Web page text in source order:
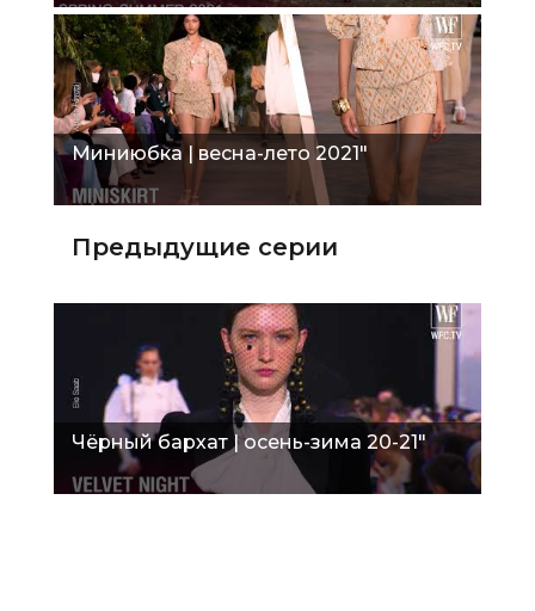
Миниюбка | весна-лето 2021"
Предыдущие серии
Чёрный бархат | осень-зима 20-21"